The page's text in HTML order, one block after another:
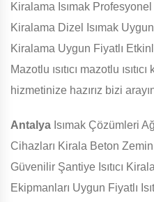
Kiralama Isımak Profesyonel
Kiralama Dizel Isımak Uygun
Kiralama Uygun Fiyatlı
Mazotlu ısıtıcı mazotlu
hizmetinize hazırız bizi
Antalya Isımak Çözümleri
Cihazları Kirala Beton
Güvenilir Şantiye Isıtıcı
Ekipmanları Uygun Fiyatlı